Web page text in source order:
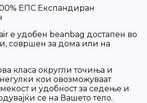
ЕПС Експандиран
е удобен beanbag достапен во
совршен за дома или на
класа округли точиња и
кои овозможуваат
и удобност за седење и
се на Вашето тело.